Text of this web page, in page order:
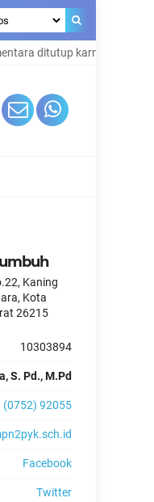
ditutup karna
Kaning
Kota
26215
10303894
S. Pd., M.Pd
(0752) 92055
Facebook
Twitter